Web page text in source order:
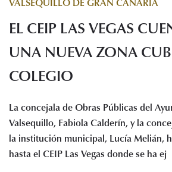
Servicios
Noticias
Recursos
Documentos
Audiovisuales
Transparencia
Sede electrónica
EL CEIP LAS VEGAS
UNA NUEVA ZONA
COLEGIO
La concejala de Obras Públicas del
Valsequillo, Fabiola Calderín, y la
la institución municipal, Lucía Melián,
hasta el CEIP Las Vegas donde se ha ej